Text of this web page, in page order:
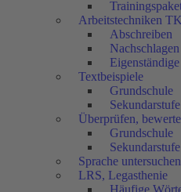
Arbeitstechniken
Abschreiben
Textbeispiele
Grundschule
Sekundarstufe
Überprüfen,
Grundschule
Sprache untersuchen
LRS, Legasthenie
Häufige